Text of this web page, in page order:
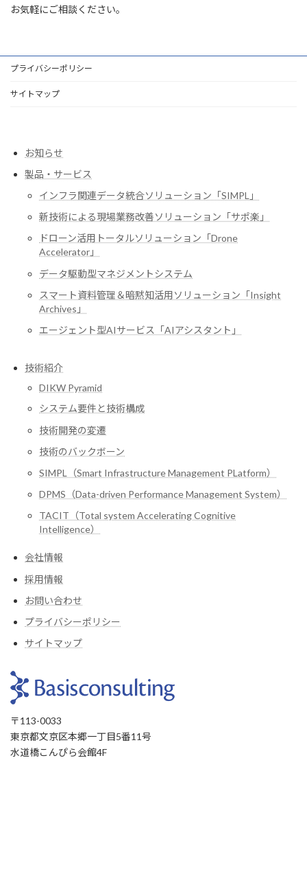
お気軽にご相談ください。
プライバシーポリシー
サイトマップ
お知らせ
製品・サービス
インフラ関連データ統合ソリューション「SIMPL」
新技術による現場業務改善ソリューション「サポ楽」
ドローン活用トータルソリューション「Drone
Accelerator」
データ駆動型マネジメントシステム
スマート資料管理＆暗黙知活用ソリューション「Insight
Archives」
エージェント型AIサービス「AIアシスタント」
技術紹介
DIKW Pyramid
システム要件と技術構成
技術開発の変遷
技術のバックボーン
SIMPL（Smart Infrastructure Management PLatform）
DPMS（Data-driven Performance Management System）
TACIT（Total system Accelerating Cognitive
Intelligence）
会社情報
採用情報
お問い合わせ
プライバシーポリシー
サイトマップ
〒113-0033
東京都文京区本郷一丁目5番11号
水道橋こんぴら会館4F